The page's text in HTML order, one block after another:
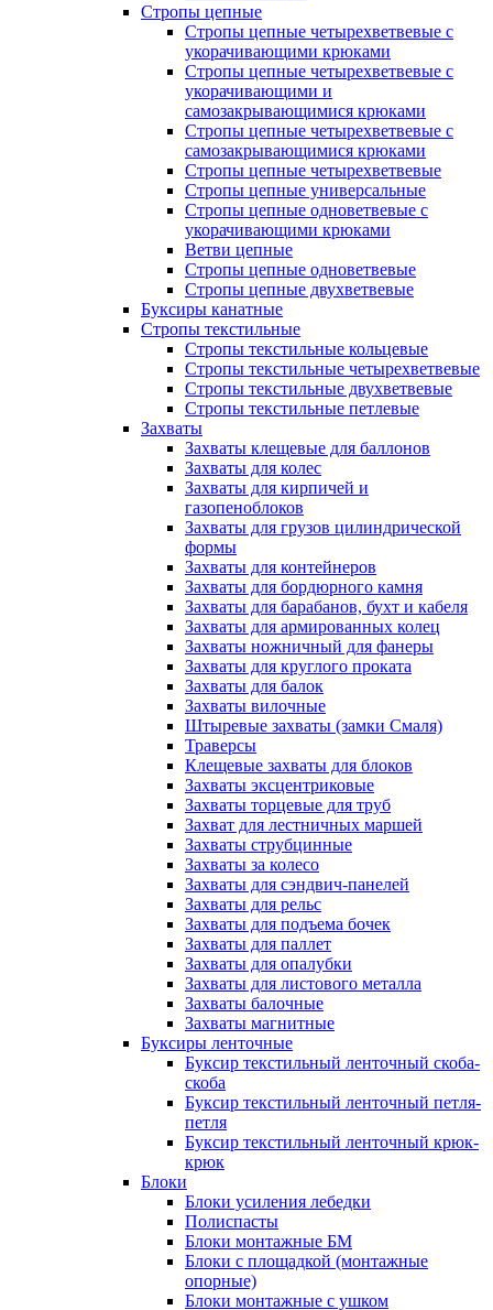
Стропы цепные
Стропы цепные четырехветвевые с
укорачивающими крюками
Стропы цепные четырехветвевые с
укорачивающими и
самозакрывающимися крюками
Стропы цепные четырехветвевые с
самозакрывающимися крюками
Стропы цепные четырехветвевые
Стропы цепные универсальные
Стропы цепные одноветвевые с
укорачивающими крюками
Ветви цепные
Стропы цепные одноветвевые
Стропы цепные двухветвевые
Буксиры канатные
Стропы текстильные
Стропы текстильные кольцевые
Стропы текстильные четырехветвевые
Стропы текстильные двухветвевые
Стропы текстильные петлевые
Захваты
Захваты клещевые для баллонов
Захваты для колес
Захваты для кирпичей и
газопеноблоков
Захваты для грузов цилиндрической
формы
Захваты для контейнеров
Захваты для бордюрного камня
Захваты для барабанов, бухт и кабеля
Захваты для армированных колец
Захваты ножничный для фанеры
Захваты для круглого проката
Захваты для балок
Захваты вилочные
Штыревые захваты (замки Смаля)
Траверсы
Клещевые захваты для блоков
Захваты эксцентриковые
Захваты торцевые для труб
Захват для лестничных маршей
Захваты струбцинные
Захваты за колесо
Захваты для сэндвич-панелей
Захваты для рельс
Захваты для подъема бочек
Захваты для паллет
Захваты для опалубки
Захваты для листового металла
Захваты балочные
Захваты магнитные
Буксиры ленточные
Буксир текстильный ленточный скоба-
скоба
Буксир текстильный ленточный петля-
петля
Буксир текстильный ленточный крюк-
крюк
Блоки
Блоки усиления лебедки
Полиспасты
Блоки монтажные БМ
Блоки с площадкой (монтажные
опорные)
Блоки монтажные с ушком